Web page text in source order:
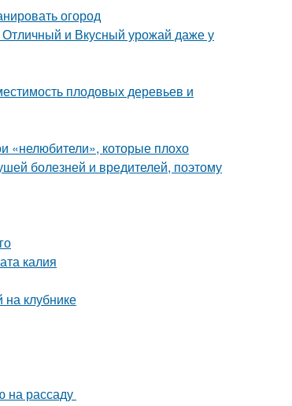
огород
и Вкусный урожай даже у
плодовых деревьев и
«нелюбители», которые плохо
болезней и вредителей, поэтому
калия
клубнике
на рассаду